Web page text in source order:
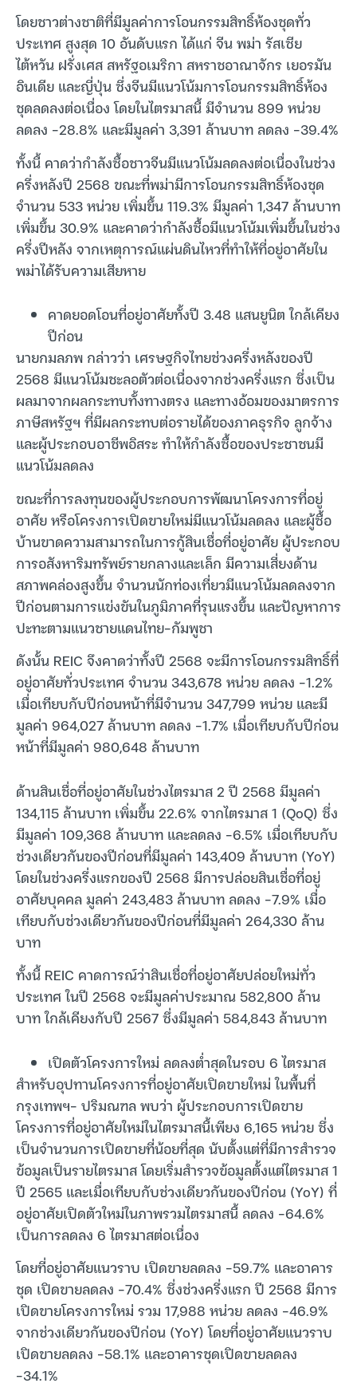
โดยชาวต่างชาติที่มีมูลค่าการโอนกรรมสิทธิ์ห้องชุดทั่ว
ประเทศ สูงสุด 10 อันดับแรก ได้แก่ จีน พม่า รัสเซีย
ไต้หวัน ฝรั่งเศส สหรัฐอเมริกา สหราชอาณาจักร เยอรมัน
อินเดีย และญี่ปุ่น ซึ่งจีนมีแนวโน้มการโอนกรรมสิทธิ์ห้อง
ชุดลดลงต่อเนื่อง โดยในไตรมาสนี้ มีจำนวน 899 หน่วย
ลดลง -28.8% และมีมูลค่า 3,391 ล้านบาท ลดลง -39.4%
ทั้งนี้ คาดว่ากำลังซื้อชาวจีนมีแนวโน้มลดลงต่อเนื่องในช่วง
ครึ่งหลังปี 2568 ขณะที่พม่ามีการโอนกรรมสิทธิ์ห้องชุด
จำนวน 533 หน่วย เพิ่มขึ้น 119.3% มีมูลค่า 1,347 ล้านบาท
เพิ่มขึ้น 30.9% และคาดว่ากำลังซื้อมีแนวโน้มเพิ่มขึ้นในช่วง
ครึ่งปีหลัง จากเหตุการณ์แผ่นดินไหวที่ทำให้ที่อยู่อาศัยใน
พม่าได้รับความเสียหาย
คาดยอดโอนที่อยู่อาศัยทั้งปี 3.48 แสนยูนิต ใกล้เคียง
ปีก่อน
นายกมลภพ กล่าวว่า เศรษฐกิจไทยช่วงครึ่งหลังของปี
2568 มีแนวโน้มชะลอตัวต่อเนื่องจากช่วงครึ่งแรก ซึ่งเป็น
ผลมาจากผลกระทบทั้งทางตรง และทางอ้อมของมาตรการ
ภาษีสหรัฐฯ ที่มีผลกระทบต่อรายได้ของภาคธุรกิจ ลูกจ้าง
และผู้ประกอบอาชีพอิสระ ทำให้กำลังซื้อของประชาชนมี
แนวโน้มลดลง
ขณะที่การลงทุนของผู้ประกอบการพัฒนาโครงการที่อยู่
อาศัย หรือโครงการเปิดขายใหม่มีแนวโน้มลดลง และผู้ซื้อ
บ้านขาดความสามารถในการกู้สินเชื่อที่อยู่อาศัย ผู้ประกอบ
การอสังหาริมทรัพย์รายกลางและเล็ก มีความเสี่ยงด้าน
สภาพคล่องสูงขึ้น จำนวนนักท่องเที่ยวมีแนวโน้มลดลงจาก
ปีก่อนตามการแข่งขันในภูมิภาคที่รุนแรงขึ้น และปัญหาการ
ปะทะตามแนวชายแดนไทย-กัมพูชา
ดังนั้น REIC จึงคาดว่าทั้งปี 2568 จะมีการโอนกรรมสิทธิ์ที่
อยู่อาศัยทั่วประเทศ จำนวน 343,678 หน่วย ลดลง -1.2%
เมื่อเทียบกับปีก่อนหน้าที่มีจำนวน 347,799 หน่วย และมี
มูลค่า 964,027 ล้านบาท ลดลง -1.7% เมื่อเทียบกับปีก่อน
หน้าที่มีมูลค่า 980,648 ล้านบาท
ด้านสินเชื่อที่อยู่อาศัยในช่วงไตรมาส 2 ปี 2568 มีมูลค่า
134,115 ล้านบาท เพิ่มขึ้น 22.6% จากไตรมาส 1 (QoQ) ซึ่ง
มีมูลค่า 109,368 ล้านบาท และลดลง -6.5% เมื่อเทียบกับ
ช่วงเดียวกันของปีก่อนที่มีมูลค่า 143,409 ล้านบาท (YoY)
โดยในช่วงครึ่งแรกของปี 2568 มีการปล่อยสินเชื่อที่อยู่
อาศัยบุคคล มูลค่า 243,483 ล้านบาท ลดลง -7.9% เมื่อ
เทียบกับช่วงเดียวกันของปีก่อนที่มีมูลค่า 264,330 ล้าน
บาท
ทั้งนี้ REIC คาดการณ์ว่าสินเชื่อที่อยู่อาศัยปล่อยใหม่ทั่ว
ประเทศ ในปี 2568 จะมีมูลค่าประมาณ 582,800 ล้าน
บาท ใกล้เคียงกับปี 2567 ซึ่งมีมูลค่า 584,843 ล้านบาท
เปิดตัวโครงการใหม่ ลดลงต่ำสุดในรอบ 6 ไตรมาส
สำหรับอุปทานโครงการที่อยู่อาศัยเปิดขายใหม่ ในพื้นที่
กรุงเทพฯ- ปริมณฑล พบว่า ผู้ประกอบการเปิดขาย
โครงการที่อยู่อาศัยใหม่ในไตรมาสนี้เพียง 6,165 หน่วย ซึ่ง
เป็นจำนวนการเปิดขายที่น้อยที่สุด นับตั้งแต่ที่มีการสำรวจ
ข้อมูลเป็นรายไตรมาส โดยเริ่มสำรวจข้อมูลตั้งแต่ไตรมาส 1
ปี 2565 และเมื่อเทียบกับช่วงเดียวกันของปีก่อน (YoY) ที่
อยู่อาศัยเปิดตัวใหม่ในภาพรวมไตรมาสนี้ ลดลง -64.6%
เป็นการลดลง 6 ไตรมาสต่อเนื่อง
โดยที่อยู่อาศัยแนวราบ เปิดขายลดลง -59.7% และอาคาร
ชุด เปิดขายลดลง -70.4% ซึ่งช่วงครึ่งแรก ปี 2568 มีการ
เปิดขายโครงการใหม่ รวม 17,988 หน่วย ลดลง -46.9%
จากช่วงเดียวกันของปีก่อน (YoY) โดยที่อยู่อาศัยแนวราบ
เปิดขายลดลง -58.1% และอาคารชุดเปิดขายลดลง
-34.1%